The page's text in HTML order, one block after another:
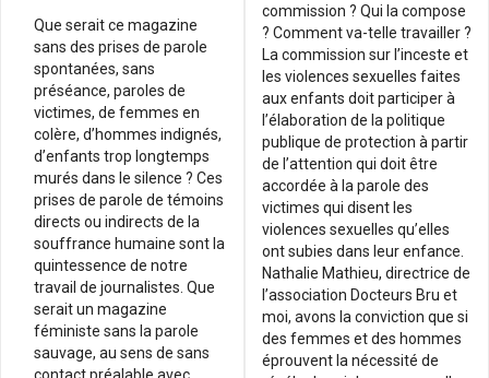
Que serait ce magazine
sans des prises de parole
spontanées, sans
préséance, paroles de
victimes, de femmes en
colère, d’hommes indignés,
d’enfants trop longtemps
murés dans le silence ? Ces
prises de parole de témoins
directs ou indirects de la
souffrance humaine sont la
quintessence de notre
travail de journalistes. Que
serait un magazine
féministe sans la parole
sauvage, au sens de sans
commission ? Qui la compose
? Comment va-telle travailler ?
La commission sur l’inceste et
les violences sexuelles faites
aux enfants doit participer à
l’élaboration de la politique
publique de protection à partir
de l’attention qui doit être
accordée à la parole des
victimes qui disent les
violences sexuelles qu’elles
ont subies dans leur enfance.
Nathalie Mathieu, directrice de
l’association Docteurs Bru et
moi, avons la conviction que si
des femmes et des hommes
éprouvent la nécessité de